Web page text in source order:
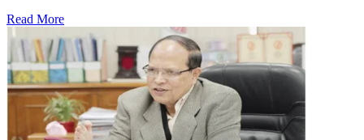
Read More